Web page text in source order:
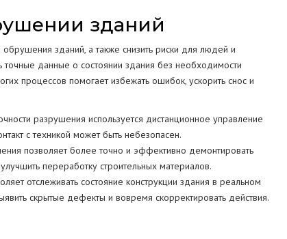
зданий
зданий, а также снизить риски для людей и
данные о состоянии здания без необходимости
процессов помогает избежать ошибок, ускорить снос и
разрушения используется дистанционное управление
с техникой может быть небезопасен.
позволяет более точно и эффективно демонтировать
переработку строительных материалов.
отслеживать состояние конструкции здания в реальном
скрытые дефекты и вовремя скорректировать действия.